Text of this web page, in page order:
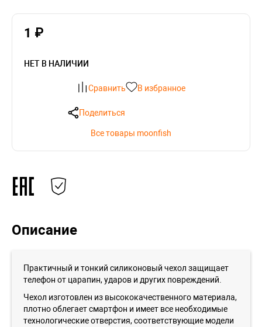
1 ₽
НЕТ В НАЛИЧИИ
Сравнить В избранное
Поделиться
Все товары moonfish
Описание
Практичный и тонкий силиконовый чехол защищает
телефон от царапин, ударов и других повреждений.
Чехол изготовлен из высококачественного материала,
плотно облегает смартфон и имеет все необходимые
технологические отверстия, соответствующие модели